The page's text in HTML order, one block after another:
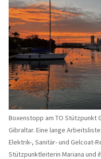
Boxenstopp am TO Stützpunkt
Gibraltar. Eine lange
Elektrik-, Sanitär- und Gelcoat-
Stützpunktleiterin Mariana und